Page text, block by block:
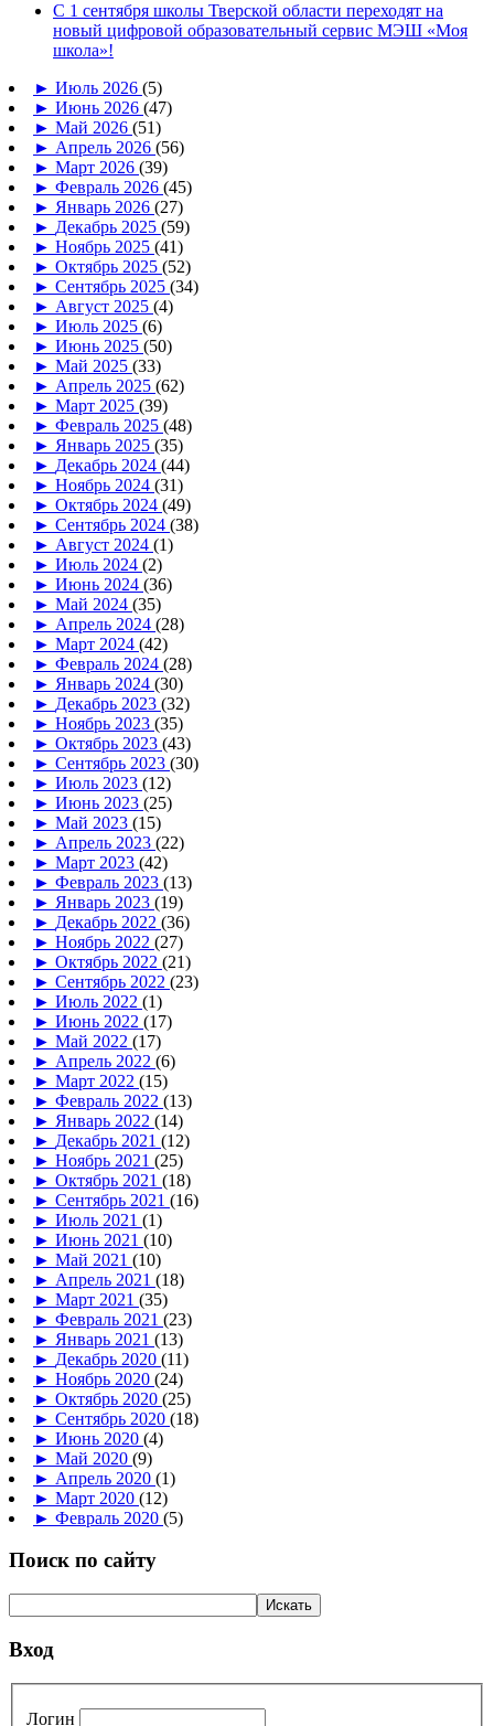
С 1 сентября школы Тверской области переходят на
новый цифровой образовательный сервис МЭШ «Моя
школа»!
► Июль 2026 (5)
► Июнь 2026 (47)
► Май 2026 (51)
► Апрель 2026 (56)
► Март 2026 (39)
► Февраль 2026 (45)
► Январь 2026 (27)
► Декабрь 2025 (59)
► Ноябрь 2025 (41)
► Октябрь 2025 (52)
► Сентябрь 2025 (34)
► Август 2025 (4)
► Июль 2025 (6)
► Июнь 2025 (50)
► Май 2025 (33)
► Апрель 2025 (62)
► Март 2025 (39)
► Февраль 2025 (48)
► Январь 2025 (35)
► Декабрь 2024 (44)
► Ноябрь 2024 (31)
► Октябрь 2024 (49)
► Сентябрь 2024 (38)
► Август 2024 (1)
► Июль 2024 (2)
► Июнь 2024 (36)
► Май 2024 (35)
► Апрель 2024 (28)
► Март 2024 (42)
► Февраль 2024 (28)
► Январь 2024 (30)
► Декабрь 2023 (32)
► Ноябрь 2023 (35)
► Октябрь 2023 (43)
► Сентябрь 2023 (30)
► Июль 2023 (12)
► Июнь 2023 (25)
► Май 2023 (15)
► Апрель 2023 (22)
► Март 2023 (42)
► Февраль 2023 (13)
► Январь 2023 (19)
► Декабрь 2022 (36)
► Ноябрь 2022 (27)
► Октябрь 2022 (21)
► Сентябрь 2022 (23)
► Июль 2022 (1)
► Июнь 2022 (17)
► Май 2022 (17)
► Апрель 2022 (6)
► Март 2022 (15)
► Февраль 2022 (13)
► Январь 2022 (14)
► Декабрь 2021 (12)
► Ноябрь 2021 (25)
► Октябрь 2021 (18)
► Сентябрь 2021 (16)
► Июль 2021 (1)
► Июнь 2021 (10)
► Май 2021 (10)
► Апрель 2021 (18)
► Март 2021 (35)
► Февраль 2021 (23)
► Январь 2021 (13)
► Декабрь 2020 (11)
► Ноябрь 2020 (24)
► Октябрь 2020 (25)
► Сентябрь 2020 (18)
► Июнь 2020 (4)
► Май 2020 (9)
► Апрель 2020 (1)
► Март 2020 (12)
► Февраль 2020 (5)
Поиск по сайту
Вход
Логин